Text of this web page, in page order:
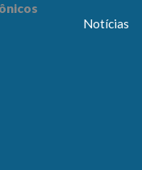
Notícias